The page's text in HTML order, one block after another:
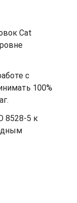
Cat
с
100%
8528-5 к